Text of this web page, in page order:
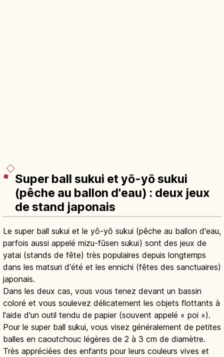
Super ball sukui et yō-yō sukui
(pêche au ballon d'eau) : deux jeux
de stand japonais
Le super ball sukui et le yō-yō sukui (pêche au ballon d'eau,
parfois aussi appelé mizu-fūsen sukui) sont des jeux de
yatai (stands de fête) très populaires depuis longtemps
dans les matsuri d'été et les ennichi (fêtes des sanctuaires)
japonais.
Dans les deux cas, vous vous tenez devant un bassin
coloré et vous soulevez délicatement les objets flottants à
l'aide d'un outil tendu de papier (souvent appelé « poi »).
Pour le super ball sukui, vous visez généralement de petites
balles en caoutchouc légères de 2 à 3 cm de diamètre.
Très appréciées des enfants pour leurs couleurs vives et